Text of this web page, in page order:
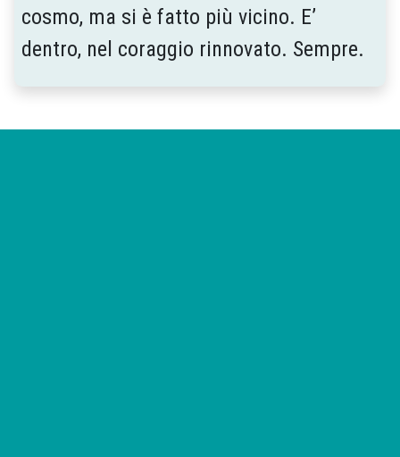
cosmo, ma si è fatto più vicino. E’
dentro, nel coraggio rinnovato. Sempre.